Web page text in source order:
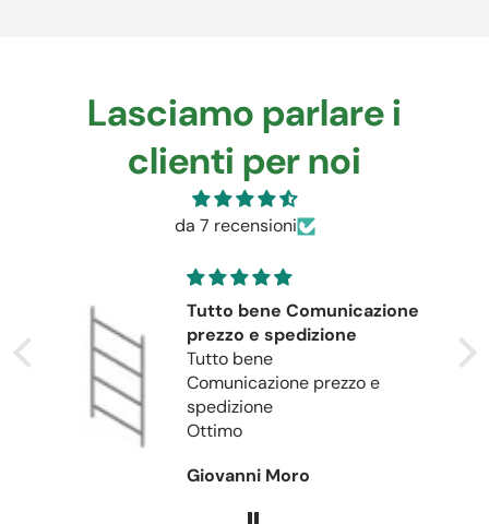
Lasciamo parlare i
clienti per noi
da 7 recensioni
Tutto bene Comunicazione
prezzo e spedizione
Tutto bene
Comunicazione prezzo e
spedizione
Ottimo
Giovanni Moro